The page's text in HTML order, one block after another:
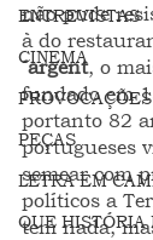
ENTREVISTAS
CINEMA
PEÇAS
LETRA EM
QUE HISTÓRIA
não pude
à do
´argent, o
fundado em
portanto 82
portugueses
semear com
políticos a
tem nada,